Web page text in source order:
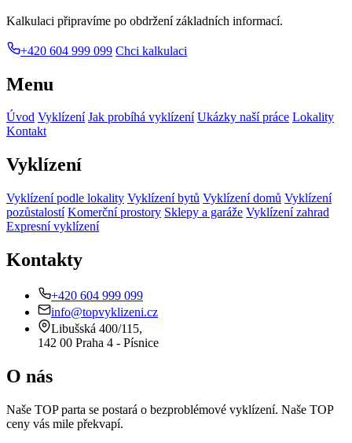
Kalkulaci připravíme po obdržení základních informací.
+420 604 999 099 Chci kalkulaci
Menu
Úvod Vyklízení Jak probíhá vyklízení Ukázky naší práce Lokality
Kontakt
Vyklízení
Vyklízení podle lokality Vyklízení bytů Vyklízení domů Vyklízení
pozůstalostí Komerční prostory Sklepy a garáže Vyklízení zahrad
Expresní vyklízení
Kontakty
+420 604 999 099
info@topvyklizeni.cz
Libušská 400/115,
142 00 Praha 4 - Písnice
O nás
Naše TOP parta se postará o bezproblémové vyklízení. Naše TOP
ceny vás mile překvapí.